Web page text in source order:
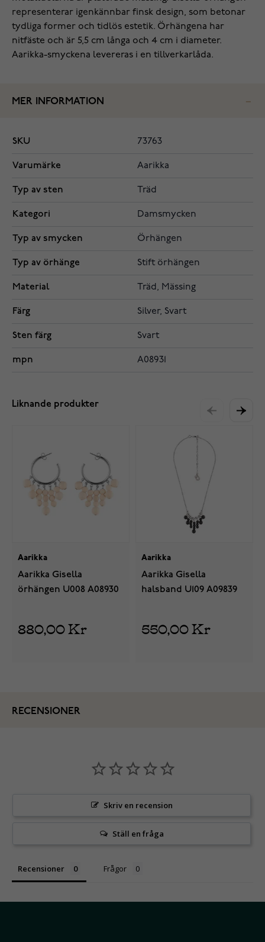
representerar igenkännbar finsk design, som betonar
tydliga former och tidlös estetik. Örhängena har
nitfäste och är 5,5 cm långa och 4 cm i diameter.
Aarikka-smyckena levereras i en tillverkarlåda.
MER INFORMATION
SKU 73763
Varumärke Aarikka
Typ av sten Träd
Kategori Damsmycken
Typ av smycken Örhängen
Typ av örhänge Stift örhängen
Material Träd, Mässing
Färg Silver, Svart
Sten färg Svart
mpn A08931
Liknande produkter
Aarikka
Aarikka Gisella
örhängen U008 A08930
880,00 Kr
Aarikka
Aarikka Gisella
halsband U109 A09839
550,00 Kr
RECENSIONER
Skriv en recension
Ställ en fråga
Recensioner Frågor